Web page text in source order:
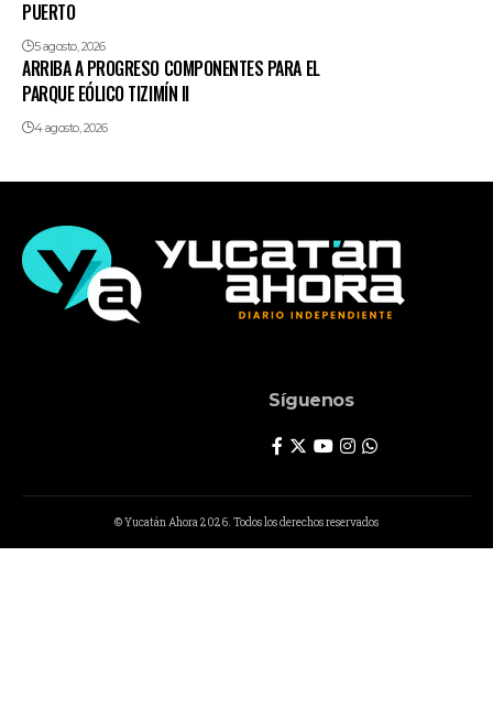
PUERTO
5 agosto, 2026
ARRIBA A PROGRESO COMPONENTES PARA EL
PARQUE EÓLICO TIZIMÍN II
4 agosto, 2026
Síguenos
© Yucatán Ahora 2026. Todos los derechos reservados